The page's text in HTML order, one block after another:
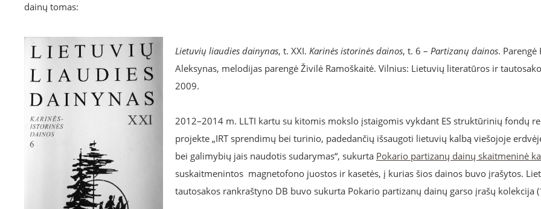
dainų tomas:
Lietuvių liaudies dainynas, t. XXI. Karinės istorinės dainos, t. 6 – Partizanų dainos. Parengė
Aleksynas, melodijas parengė Živilė Ramoškaitė. Vilnius: Lietuvių literatūros ir
2009.
2012–2014 m. LLTI kartu su kitomis mokslo įstaigomis vykdant ES struktūrinių fondų
projekte „IRT sprendimų bei turinio, padedančių išsaugoti lietuvių kalbą viešojoje
bei galimybių jais naudotis sudarymas“, sukurta Pokario partizanų dainų skaitmeninė
suskaitmenintos magnetofono juostos ir kasetės, į kurias šios dainos buvo įrašytos.
tautosakos rankraštyno DB buvo sukurta Pokario partizanų dainų garso įrašų kolekcija